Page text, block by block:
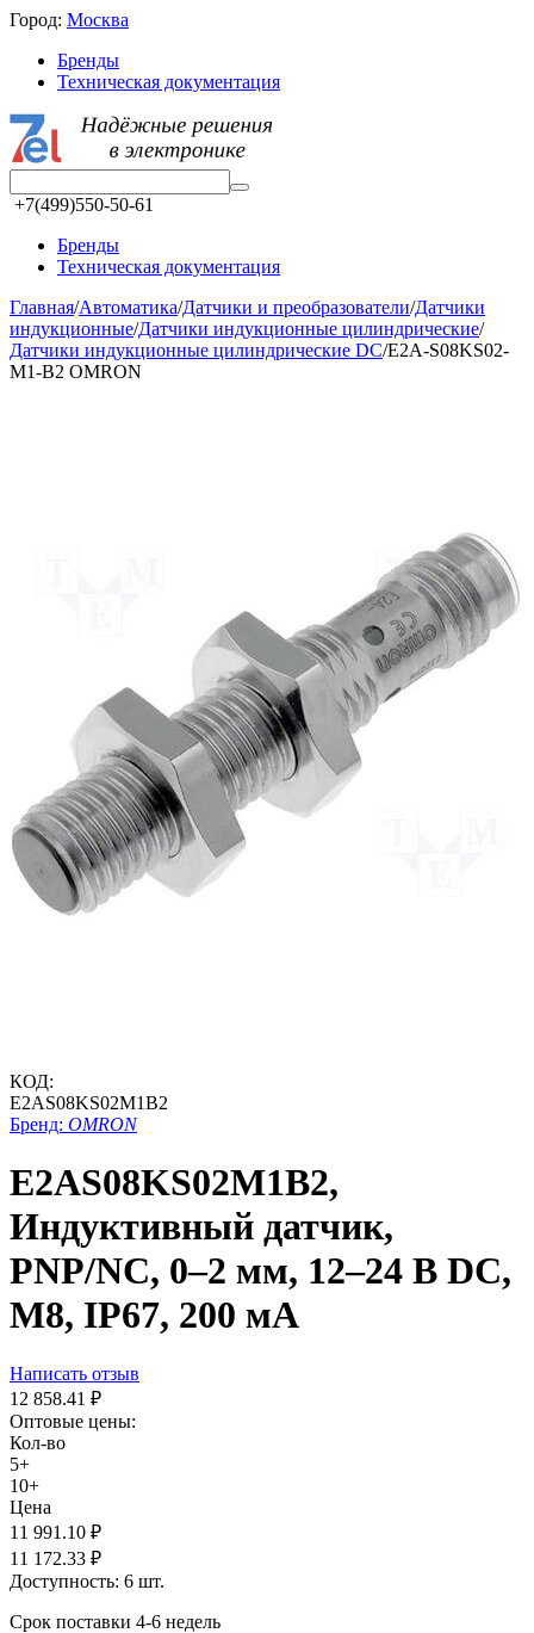
Город: Москва
Бренды
Техническая документация
+7(499)550-50-61
Бренды
Техническая документация
Главная/Автоматика/Датчики и преобразователи/Датчики
индукционные/Датчики индукционные цилиндрические/
Датчики индукционные цилиндрические DC/E2A-S08KS02-
M1-B2 OMRON
КОД:
E2AS08KS02M1B2
Бренд: OMRON
E2AS08KS02M1B2,
Индуктивный датчик,
PNP/NC, 0–2 мм, 12–24 В DC,
М8, IP67, 200 мА
Написать отзыв
12 858.41 ₽
Оптовые цены:
Кол-во
5+
10+
Цена
11 991.10 ₽
11 172.33 ₽
Доступность: 6 шт.
Срок поставки 4-6 недель